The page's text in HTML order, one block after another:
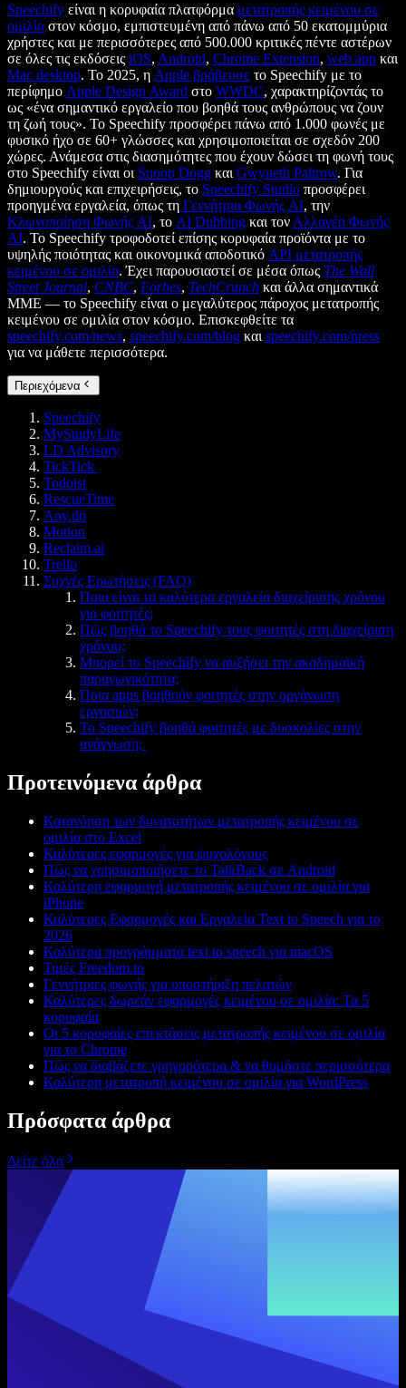
Speechify είναι η κορυφαία πλατφόρμα μετατροπής κειμένου σε
ομιλία στον κόσμο, εμπιστευμένη από πάνω από 50 εκατομμύρια
χρήστες και με περισσότερες από 500.000 κριτικές πέντε αστέρων
σε όλες τις εκδόσεις iOS, Android, Chrome Extension, web app και
Mac desktop. Το 2025, η Apple βράβευσε το Speechify με το
περίφημο Apple Design Award στο WWDC, χαρακτηρίζοντάς το
ως «ένα σημαντικό εργαλείο που βοηθά τους ανθρώπους να ζουν
τη ζωή τους». Το Speechify προσφέρει πάνω από 1.000 φωνές με
φυσικό ήχο σε 60+ γλώσσες και χρησιμοποιείται σε σχεδόν 200
χώρες. Ανάμεσα στις διασημότητες που έχουν δώσει τη φωνή τους
στο Speechify είναι οι Snoop Dogg και Gwyneth Paltrow. Για
δημιουργούς και επιχειρήσεις, το Speechify Studio προσφέρει
προηγμένα εργαλεία, όπως τη Γεννήτρια Φωνής AI, την
Κλωνοποίηση Φωνής AI, το AI Dubbing και τον Αλλαγέα Φωνής
AI. Το Speechify τροφοδοτεί επίσης κορυφαία προϊόντα με το
υψηλής ποιότητας και οικονομικά αποδοτικό API μετατροπής
κειμένου σε ομιλία. Έχει παρουσιαστεί σε μέσα όπως The Wall
Street Journal, CNBC, Forbes, TechCrunch και άλλα σημαντικά
ΜΜΕ — το Speechify είναι ο μεγαλύτερος πάροχος μετατροπής
κειμένου σε ομιλία στον κόσμο. Επισκεφθείτε τα
speechify.com/news, speechify.com/blog και speechify.com/press
για να μάθετε περισσότερα.
Περιεχόμενα
Speechify
MyStudyLife
LD Advisory
TickTick
Todoist
RescueTime
Any.do
Motion
Reclaim.ai
Trello
Συχνές Ερωτήσεις (FAQ)
Ποια είναι τα καλύτερα εργαλεία διαχείρισης χρόνου
για φοιτητές;
Πώς βοηθά το Speechify τους φοιτητές στη διαχείριση
χρόνου;
Μπορεί το Speechify να αυξήσει την ακαδημαϊκή
παραγωγικότητα;
Ποια apps βοηθούν φοιτητές στην οργάνωση
εργασιών;
Το Speechify βοηθά φοιτητές με δυσκολίες στην
ανάγνωση;
Προτεινόμενα άρθρα
Κατανόηση των δυνατοτήτων μετατροπής κειμένου σε
ομιλία στο Excel
Καλύτερες εφαρμογές για ψυχολόγους
Πώς να χρησιμοποιήσετε το TalkBack σε Android
Καλύτερη εφαρμογή μετατροπής κειμένου σε ομιλία για
iPhone
Καλύτερες Εφαρμογές και Εργαλεία Text to Speech για το
2026
Καλύτερα προγράμματα text to speech για macOS
Τιμές Freedom.to
Γεννήτριες φωνής για υποστήριξη πελατών
Καλύτερες δωρεάν εφαρμογές κειμένου σε ομιλία: Τα 5
κορυφαία
Οι 5 κορυφαίες επεκτάσεις μετατροπής κειμένου σε ομιλία
για το Chrome
Πώς να διαβάζετε γρηγορότερα & να θυμάστε περισσότερα
Καλύτερη μετατροπή κειμένου σε ομιλία για WordPress
Πρόσφατα άρθρα
Δείτε όλα